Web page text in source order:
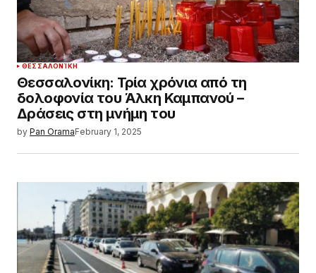
ΘΕΣΣΑΛΟΝΊΚΗ
Θεσσαλονίκη: Τρία χρόνια από τη
δολοφονία του Άλκη Καμπανού –
Δράσεις στη μνήμη του
by Pan OramaFebruary 1, 2025